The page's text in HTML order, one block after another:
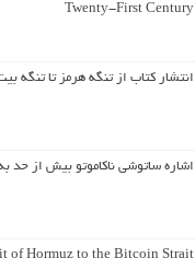
Twenty-First Century
انتشار کتاب از تنگه هرمز تا تنگه
اشاره ساتوشی ناکاموتو بیش از حد